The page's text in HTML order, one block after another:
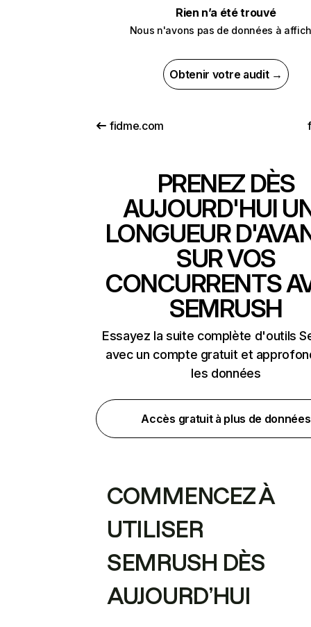
Rien n’a été trouvé
Nous n'avons pas de données à
Obtenir votre audit →
fidme.com
PRENEZ DÈS
AUJOURD'HUI
LONGUEUR
SUR VOS
CONCURRENTS
SEMRUSH
Essayez la suite complète d'outils
avec un compte gratuit et
les données
Accès gratuit à plus de données
COMMENCEZ À
UTILISER
SEMRUSH DÈS
AUJOURD’HUI